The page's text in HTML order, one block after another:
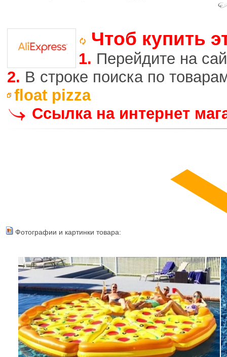
Чтоб купить
1. Перейдите на
2. В строке поиска по
float pizza
Ссылка на интернет
Фотографии и картинки товара: